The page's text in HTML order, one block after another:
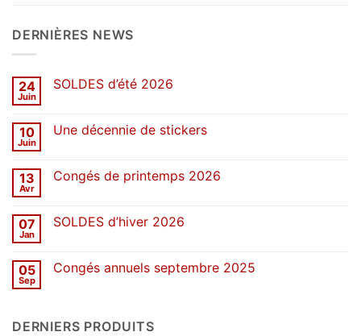
DERNIÈRES NEWS
24
Juin
SOLDES d’été 2026
SOLDES
10
Juin
Une décennie de stickers
Une
13
Avr
Congés de printemps 2026
Congés
07
Jan
SOLDES d’hiver 2026
SOLDES
05
Sep
Congés annuels septembre 2025
annuels
DERNIERS PRODUITS